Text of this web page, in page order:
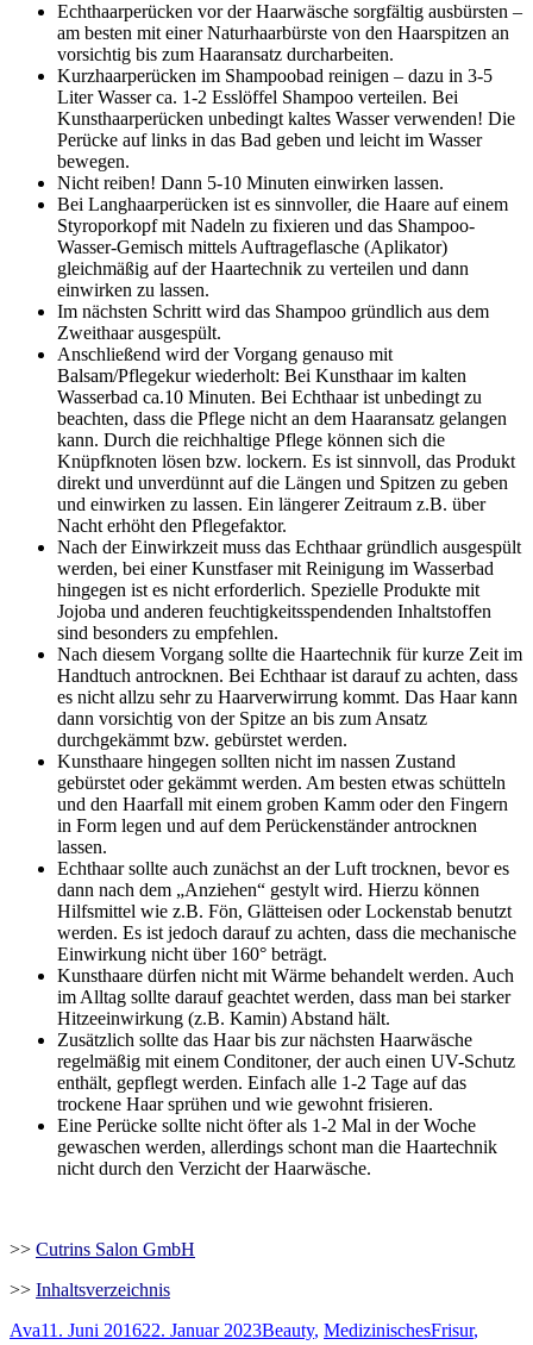
Echthaarperücken vor der Haarwäsche sorgfältig ausbürsten –
am besten mit einer Naturhaarbürste von den Haarspitzen an
vorsichtig bis zum Haaransatz durcharbeiten.
Kurzhaarperücken im Shampoobad reinigen – dazu in 3-5
Liter Wasser ca. 1-2 Esslöffel Shampoo verteilen. Bei
Kunsthaarperücken unbedingt kaltes Wasser verwenden! Die
Perücke auf links in das Bad geben und leicht im Wasser
bewegen.
Nicht reiben! Dann 5-10 Minuten einwirken lassen.
Bei Langhaarperücken ist es sinnvoller, die Haare auf einem
Styroporkopf mit Nadeln zu fixieren und das Shampoo-
Wasser-Gemisch mittels Auftrageflasche (Aplikator)
gleichmäßig auf der Haartechnik zu verteilen und dann
einwirken zu lassen.
Im nächsten Schritt wird das Shampoo gründlich aus dem
Zweithaar ausgespült.
Anschließend wird der Vorgang genauso mit
Balsam/Pflegekur wiederholt: Bei Kunsthaar im kalten
Wasserbad ca.10 Minuten. Bei Echthaar ist unbedingt zu
beachten, dass die Pflege nicht an dem Haaransatz gelangen
kann. Durch die reichhaltige Pflege können sich die
Knüpfknoten lösen bzw. lockern. Es ist sinnvoll, das Produkt
direkt und unverdünnt auf die Längen und Spitzen zu geben
und einwirken zu lassen. Ein längerer Zeitraum z.B. über
Nacht erhöht den Pflegefaktor.
Nach der Einwirkzeit muss das Echthaar gründlich ausgespült
werden, bei einer Kunstfaser mit Reinigung im Wasserbad
hingegen ist es nicht erforderlich. Spezielle Produkte mit
Jojoba und anderen feuchtigkeitsspendenden Inhaltstoffen
sind besonders zu empfehlen.
Nach diesem Vorgang sollte die Haartechnik für kurze Zeit im
Handtuch antrocknen. Bei Echthaar ist darauf zu achten, dass
es nicht allzu sehr zu Haarverwirrung kommt. Das Haar kann
dann vorsichtig von der Spitze an bis zum Ansatz
durchgekämmt bzw. gebürstet werden.
Kunsthaare hingegen sollten nicht im nassen Zustand
gebürstet oder gekämmt werden. Am besten etwas schütteln
und den Haarfall mit einem groben Kamm oder den Fingern
in Form legen und auf dem Perückenständer antrocknen
lassen.
Echthaar sollte auch zunächst an der Luft trocknen, bevor es
dann nach dem „Anziehen“ gestylt wird. Hierzu können
Hilfsmittel wie z.B. Fön, Glätteisen oder Lockenstab benutzt
werden. Es ist jedoch darauf zu achten, dass die mechanische
Einwirkung nicht über 160° beträgt.
Kunsthaare dürfen nicht mit Wärme behandelt werden. Auch
im Alltag sollte darauf geachtet werden, dass man bei starker
Hitzeeinwirkung (z.B. Kamin) Abstand hält.
Zusätzlich sollte das Haar bis zur nächsten Haarwäsche
regelmäßig mit einem Conditoner, der auch einen UV-Schutz
enthält, gepflegt werden. Einfach alle 1-2 Tage auf das
trockene Haar sprühen und wie gewohnt frisieren.
Eine Perücke sollte nicht öfter als 1-2 Mal in der Woche
gewaschen werden, allerdings schont man die Haartechnik
nicht durch den Verzicht der Haarwäsche.
>> Cutrins Salon GmbH
>> Inhaltsverzeichnis
Autor
AvaVeröffentlicht
11. Juni 201622. Januar 2023Kategorien
Beauty, MedizinischesSchlagwörter
Frisur,